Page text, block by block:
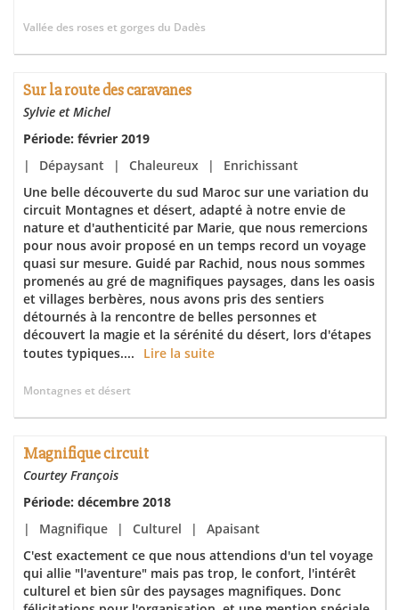
Vallée des roses et gorges du Dadès
Sur la route des caravanes
Sylvie et Michel
Période: février 2019
|
Dépaysant | Chaleureux |
Enrichissant
Une belle découverte du sud Maroc sur une variation du
circuit Montagnes et désert, adapté à notre envie de
nature et d'authenticité par Marie, que nous remercions
pour nous avoir proposé en un temps record un voyage
quasi sur mesure. Guidé par Rachid, nous nous sommes
promenés au gré de magnifiques paysages, dans les oasis
et villages berbères, nous avons pris des sentiers
détournés à la rencontre de belles personnes et
découvert la magie et la sérénité du désert, lors d'étapes
toutes typiques....
Lire la suite
Montagnes et désert
Magnifique circuit
Courtey François
Période: décembre 2018
|
Magnifique | Culturel |
Apaisant
C'est exactement ce que nous attendions d'un tel voyage
qui allie "l'aventure" mais pas trop, le confort, l'intérêt
culturel et bien sûr des paysages magnifiques. Donc